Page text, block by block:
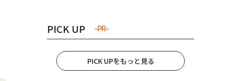
PICK UP -PR-
PICK UPをもっと見る